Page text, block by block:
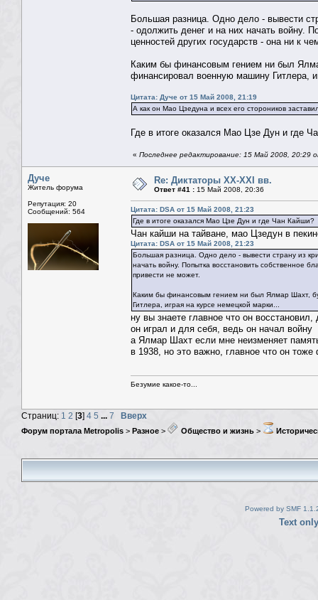
Большая разница. Одно дело - вывести
- одолжить денег и на них начать войну.
ценностей других государств - она ни к
Каким бы финансовым гением ни был
финансировал военную машину Гитлера,
Цитата: Дуче от 15 Май 2008, 21:19
А как он Мао Цзедуна и всех его стороников
Где в итоге оказался Мао Цзе Дун и где
« Последнее редактирование: 15 Май 2008, 20:29
Дуче
Житель форума
Репутация: 20
Сообщений: 564
Re: Диктаторы XX-XXI вв.
Ответ #41 : 15 Май 2008, 20:36
Цитата: DSA от 15 Май 2008, 21:23
Где в итоге оказался Мао Цзе Дун и где Чан Кайши?
Чан кайши на тайване, мао Цзедун в
Цитата: DSA от 15 Май 2008, 21:23
Большая разница. Одно дело - вывести страну из
начать войну. Попытка восстановить собственное
привести не может.
Каким бы финансовым гением ни был Ялмар Шахт,
Гитлера, играя на курсе немецкой марки...
ну вы знаете главное что он
он играл и для себя, ведь он начал войну
а Ялмар Шахт если мне неизменяет
в 1938, но это важно, главное что он
Безумие какое-то...
Страниц: 1 2 [3] 4 5 ... 7 Вверх
Форум портала Metropolis > Разное > Общество и жизнь >
Powered by SMF
Text